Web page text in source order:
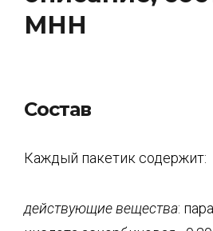
МНН
Состав
Каждый пакетик содержит:
действующие вещества: